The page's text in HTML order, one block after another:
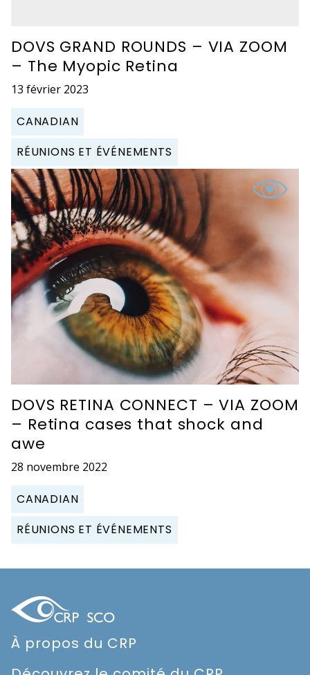
DOVS GRAND ROUNDS – VIA ZOOM
– The Myopic Retina
13 février 2023
CANADIAN
RÉUNIONS ET ÉVÉNEMENTS
DOVS RETINA CONNECT – VIA ZOOM
– Retina cases that shock and
awe
28 novembre 2022
CANADIAN
RÉUNIONS ET ÉVÉNEMENTS
À propos du CRP